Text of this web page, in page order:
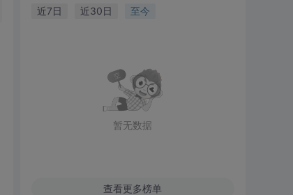
近7日 近30日 至今
暂无数据
查看更多榜单